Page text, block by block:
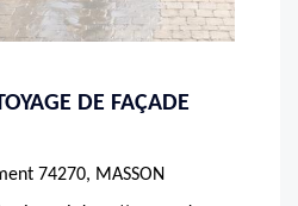
DE FAÇADE
74270, MASSON